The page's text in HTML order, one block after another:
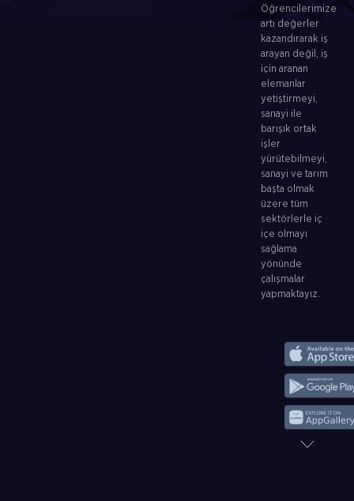
Öğrencilerimize
artı değerler
kazandırarak iş
arayan değil, iş
için aranan
elemanlar
yetiştirmeyi,
sanayi ile
barışık ortak
işler
yürütebilmeyi,
sanayi ve tarım
başta olmak
üzere tüm
sektörlerle iç
içe olmayı
sağlama
yönünde
çalışmalar
yapmaktayız.